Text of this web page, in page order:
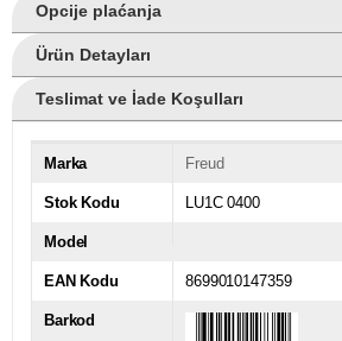
Opcije plaćanja
Ürün Detayları
Teslimat ve İade Koşulları
Marka Freud
Stok Kodu LU1C 0400
Model
EAN Kodu 8699010147359
Barkod